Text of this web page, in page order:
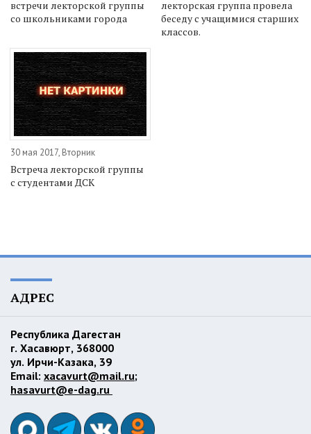
встречи лекторской группы
со школьниками города
лекторская группа провела
беседу с учащимися старших
классов.
30 мая 2017, Вторник
Встреча лекторской группы
с студентами ДСК
АДРЕС
Республика Дагестан
г. Хасавюрт, 368000
ул. Ирчи-Казака, 39
Email: xacavurt@mail.ru;
hasavurt@e-dag.ru